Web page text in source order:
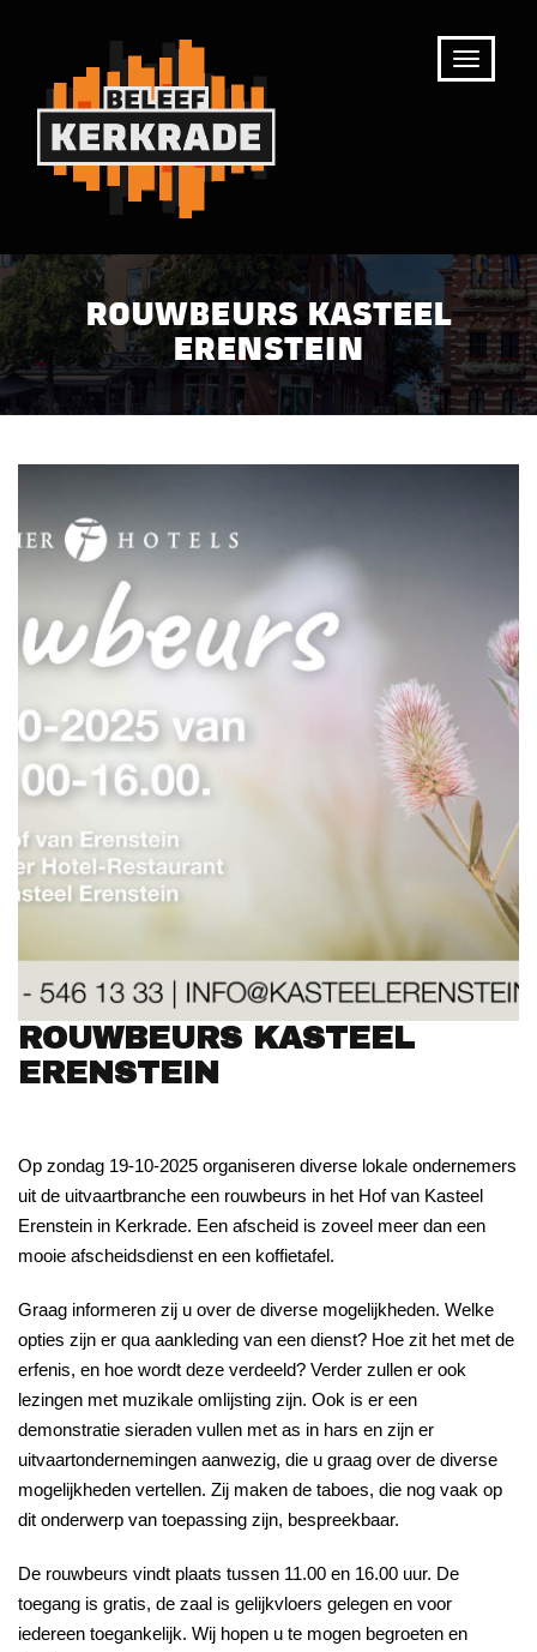
ROUWBEURS KASTEEL
ERENSTEIN
ROUWBEURS KASTEEL
ERENSTEIN
Op zondag 19-10-2025 organiseren diverse lokale ondernemers
uit de uitvaartbranche een rouwbeurs in het Hof van Kasteel
Erenstein in Kerkrade. Een afscheid is zoveel meer dan een
mooie afscheidsdienst en een koffietafel.
Graag informeren zij u over de diverse mogelijkheden. Welke
opties zijn er qua aankleding van een dienst? Hoe zit het met de
erfenis, en hoe wordt deze verdeeld? Verder zullen er ook
lezingen met muzikale omlijsting zijn. Ook is er een
demonstratie sieraden vullen met as in hars en zijn er
uitvaartondernemingen aanwezig, die u graag over de diverse
mogelijkheden vertellen. Zij maken de taboes, die nog vaak op
dit onderwerp van toepassing zijn, bespreekbaar.
De rouwbeurs vindt plaats tussen 11.00 en 16.00 uur. De
toegang is gratis, de zaal is gelijkvloers gelegen en voor
iedereen toegankelijk. Wij hopen u te mogen begroeten en